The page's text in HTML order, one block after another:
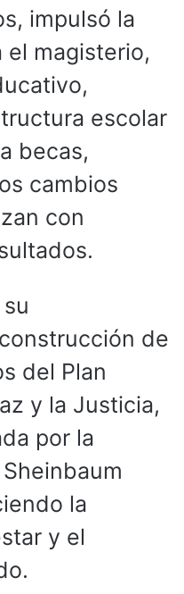
impulsó la
el magisterio,
escolar
becas,
cambios
con
de
del Plan
y la Justicia,
por la
la
y el